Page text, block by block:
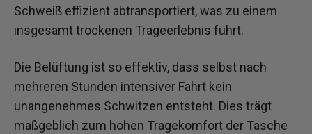
Schweiß effizient abtransportiert, was zu einem
insgesamt trockenen Trageerlebnis führt.
Die Belüftung ist so effektiv, dass selbst nach
mehreren Stunden intensiver Fahrt kein
unangenehmes Schwitzen entsteht. Dies trägt
maßgeblich zum hohen Tragekomfort der Tasche